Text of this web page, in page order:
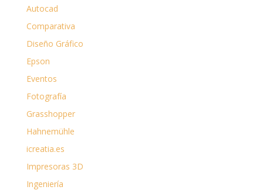
Autocad
Comparativa
Diseño Gráfico
Epson
Eventos
Fotografía
Grasshopper
Hahnemühle
icreatia.es
Impresoras 3D
Ingeniería